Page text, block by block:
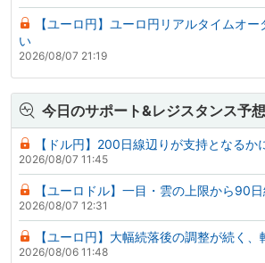
【ユーロ円】ユーロ円リアルタイムオ
い
2026/08/07 21:19
今日のサポート&レジスタンス予想
【ドル円】200日線辺りが支持となるか
2026/08/07 11:45
【ユーロドル】一目・雲の上限から90
2026/08/07 12:31
【ユーロ円】大幅続落後の調整が続く、
2026/08/06 11:48